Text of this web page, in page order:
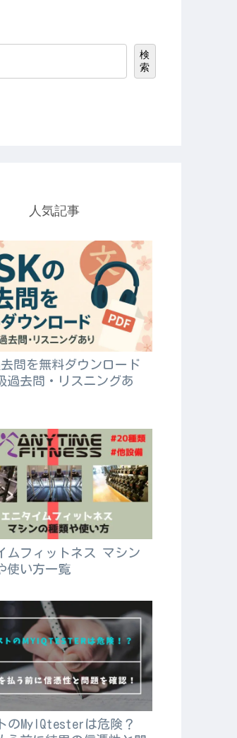
検
索
人気記事
去問を無料ダウンロード
過去問・リスニングあ
ムフィットネス マシン
使い方一覧
のMyIQtesterは危険？